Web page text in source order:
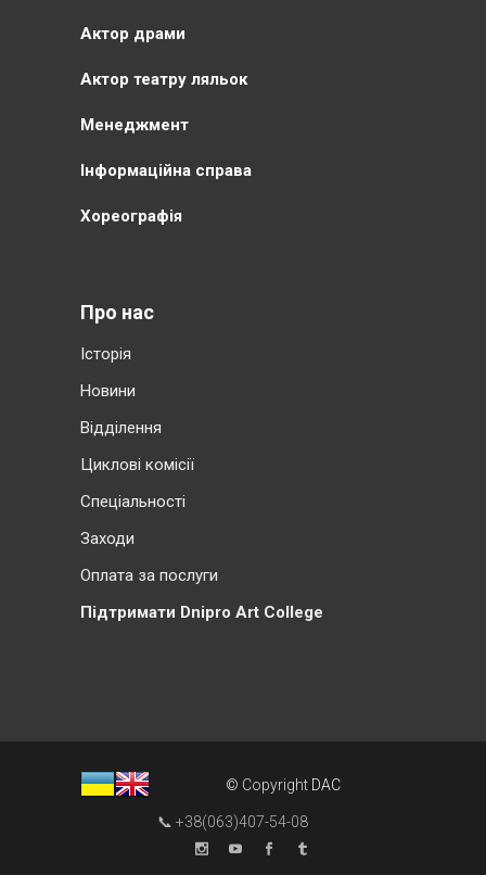
Актор драми
Актор театру ляльок
Менеджмент
Інформаційна справа
Хореографія
Про нас
Історія
Новини
Відділення
Циклові комісії
Cпеціальності
Заходи
Оплата за послуги
Підтримати Dnipro Art College
© Copyright DAC
📞 +38(063)407-54-08